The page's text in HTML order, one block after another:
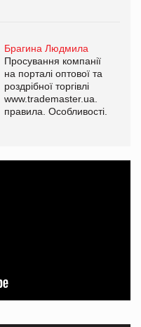
Брагина Людмила
Просування компанії
на порталі оптової та
роздрібної торгівлі
www.trademaster.ua.
правила. Особливості.